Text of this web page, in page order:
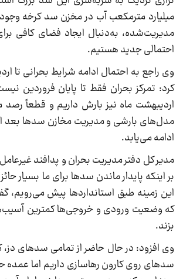
میلیارد مترمکعب آب در مخزن سد کرخه وجود
مدیریت‌شده، به‌دنبال ایجاد فضای کافی
احتمالی جدید هستیم.
وی راجع به احتمال ادامه شرایط بحرانی تا
کرد: تمرکز بحران فقط تا پایان فروردین
اردیبهشت ماه نیز بارش داریم و قطعاً
مدل‌های بارشی و مدیریت مخازن سدها بعد از
ادامه می‌یابد.
مدیر کل دفتر مدیریت بحران و پدافند غیرعامل
بر اینکه پایدار ماندن سدها برای ما بسیار
این زمینه طبق استانداردها پیش
که وضعیت ورودی و خروجی‌ها کمترین
بزند.
وی افزود: در حال حاضر از تمامی سدهای دز،
سدهای روی کارون رهاسازی داریم اما